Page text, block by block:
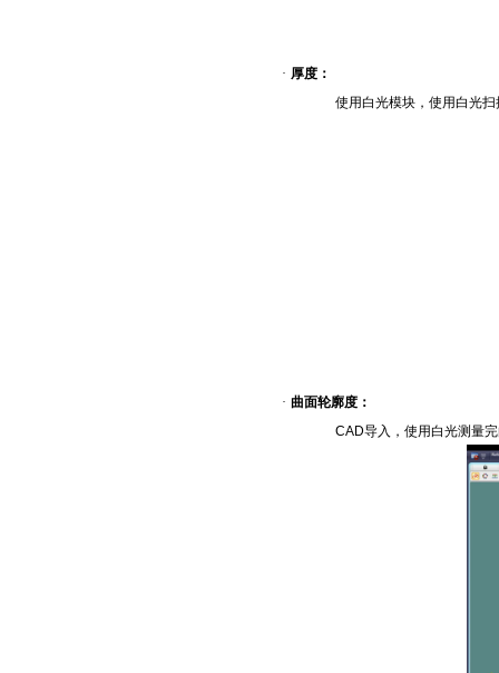
· 厚度：
使用白光模块 ，使用白光扫
· 曲面轮廓度：
CAD导入， 使用白光测量完